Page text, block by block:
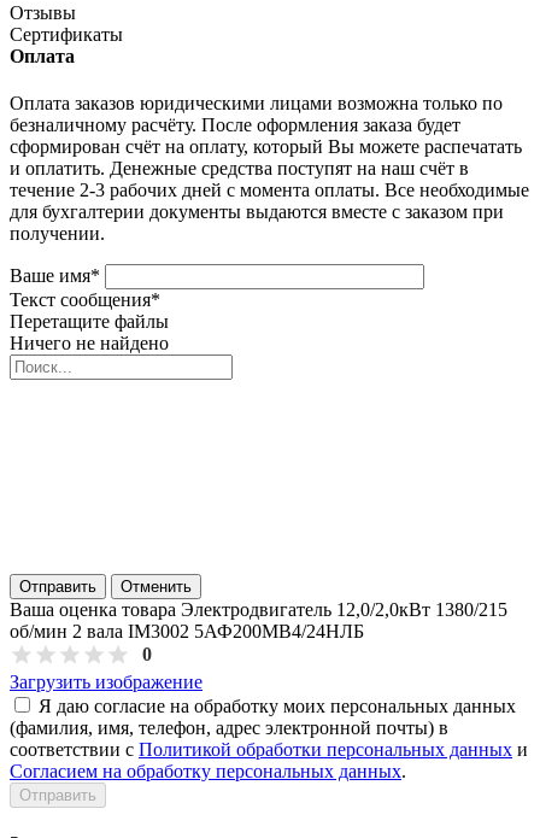
Отзывы
Сертификаты
Оплата
Оплата заказов юридическими лицами возможна только по
безналичному расчёту. После оформления заказа будет
сформирован счёт на оплату, который Вы можете распечатать
и оплатить. Денежные средства поступят на наш счёт в
течение 2-3 рабочих дней с момента оплаты. Все необходимые
для бухгалтерии документы выдаются вместе с заказом при
получении.
Ваше имя*
Текст сообщения*
Перетащите файлы
Ничего не найдено
Отправить Отменить
Ваша оценка товара Электродвигатель 12,0/2,0кВт 1380/215
об/мин 2 вала IM3002 5АФ200МВ4/24НЛБ
0
Загрузить изображение
Я даю согласие на обработку моих персональных данных
(фамилия, имя, телефон, адрес электронной почты) в
соответствии с Политикой обработки персональных данных и
Согласием на обработку персональных данных.